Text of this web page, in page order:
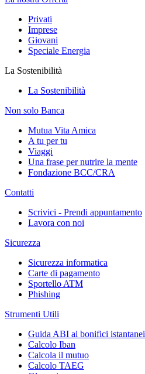
Privati
Imprese
Giovani
Speciale Energia
La Sostenibilità
La Sostenibilità
Non solo Banca
Mutua Vita Amica
A tu per tu
Viaggi
Una frase per nutrire la mente
Fondazione BCC/CRA
Contatti
Scrivici - Prendi appuntamento
Lavora con noi
Sicurezza
Sicurezza informatica
Carte di pagamento
Sportello ATM
Phishing
Strumenti Utili
Guida ABI ai bonifici istantanei
Calcolo Iban
Calcola il mutuo
Calcolo TAEG